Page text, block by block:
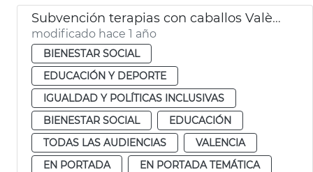
Subvención terapias con caballos València
modificado hace 1 año
BIENESTAR SOCIAL
EDUCACIÓN Y DEPORTE
IGUALDAD Y POLÍTICAS INCLUSIVAS
BIENESTAR SOCIAL
EDUCACIÓN
TODAS LAS AUDIENCIAS
VALENCIA
EN PORTADA
EN PORTADA TEMÁTICA